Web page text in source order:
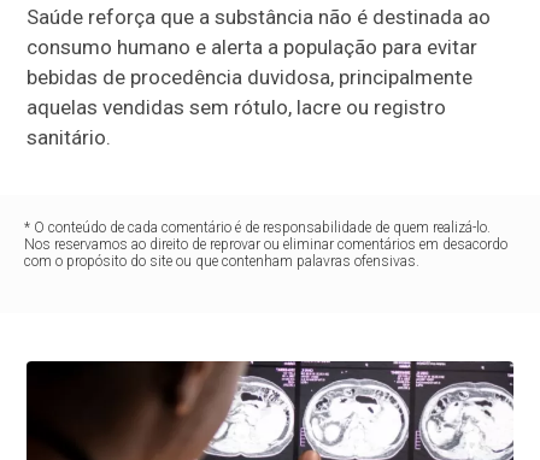
Saúde reforça que a substância não é destinada ao
consumo humano e alerta a população para evitar
bebidas de procedência duvidosa, principalmente
aquelas vendidas sem rótulo, lacre ou registro
sanitário.
* O conteúdo de cada comentário é de responsabilidade de quem realizá-lo.
Nos reservamos ao direito de reprovar ou eliminar comentários em desacordo
com o propósito do site ou que contenham palavras ofensivas.